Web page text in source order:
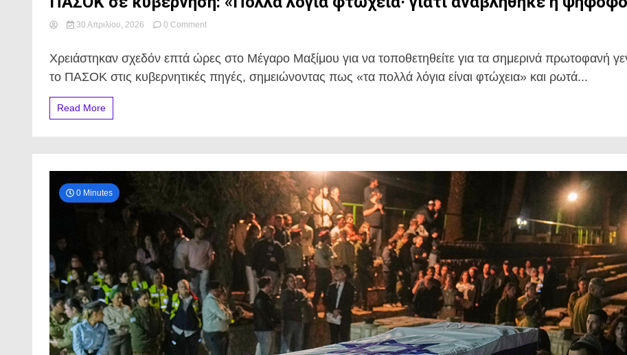
30 Απριλίου, 2026 0 Commenton
κυβέρνηση:
«Πολλά
λόγια
Χρειάστηκαν σχεδόν επτά ώρες στο Μέγαρο Μαξίμου για να τοποθετηθείτε για τα σημερινά πρωτοφανή
το ΠΑΣΟΚ στις κυβερνητικές πηγές, σημειώνοντας πως «τα πολλά λόγια είναι φτώχεια» και ρωτά...
Read More
0 Minutes